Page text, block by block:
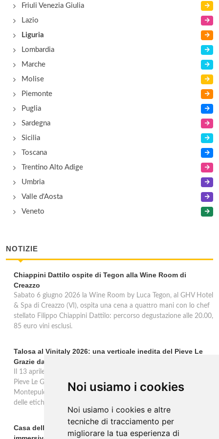
Noi usiamo i cookies
Noi usiamo i cookies e altre
tecniche di tracciamento per
migliorare la tua esperienza di
Al Rustichello
Friuli Venezia Giulia
Lazio
Liguria
Lombardia
Marche
Molise
Piemonte
Puglia
Sardegna
Sicilia
Toscana
Trentino Alto Adige
Umbria
Valle d'Aosta
Veneto
NOTIZIE
Chiappini Dattilo ospite di Tegon alla Wine Room di
Creazzo
Sabato 6 giugno 2026 la Wine Room by Luca Tegon, al GHV Hotel
& Spa di Creazzo (VI), ospita una cena a quattro mani con lo chef
stellato Filippo Chiappini Dattilo: percorso degustazione alle 20.00,
85 euro vini esclusi.
Talosa al Vinitaly 2026: una verticale inedita del Pieve Le
Grazie dal 2016 al 2020
Il 13 aprile 2026 al Vinitaly, Talosa presenta la verticale inedita del
Pieve Le Grazie: cinque annate dal 2016 al 2020 del Nobile di
Montepulciano a 95 punti Vinous, per ripercorrere la genesi di una
delle etichette iconiche di Montepulciano.
Casa dell'Artista: a Valdobbiadene apre il soggiorno